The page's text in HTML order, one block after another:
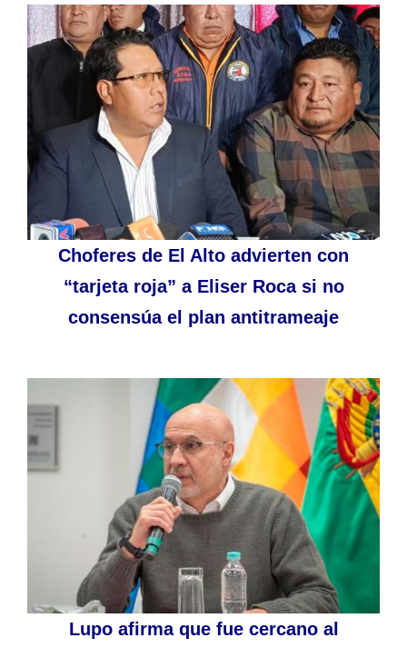
Choferes de El Alto advierten con
“tarjeta roja” a Eliser Roca si no
consensúa el plan antitrameaje
Lupo afirma que fue cercano al